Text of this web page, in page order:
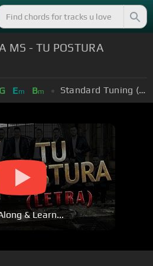
MS - TU POSTURA
G Em Bm Standard Tuning (EADGBE)
& Learn...